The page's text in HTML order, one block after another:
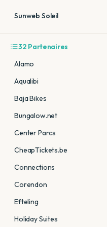
Sunweb Soleil
32 Partenaires
Alamo
Aqualibi
Baja Bikes
Bungalow.net
Center Parcs
CheapTickets.be
Connections
Corendon
Efteling
Holiday Suites